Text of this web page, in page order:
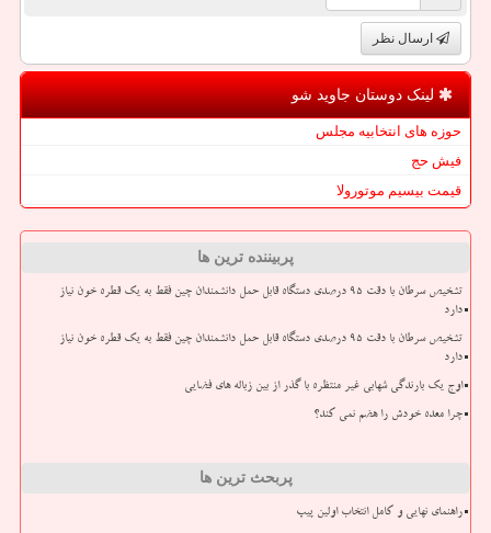
ارسال نظر
لینک دوستان جاوید شو
حوزه های انتخابیه مجلس
فیش حج
قیمت بیسیم موتورولا
پربیننده ترین ها
تشخیص سرطان با دقت ۹۵ درصدی دستگاه قابل حمل دانشمندان چین فقط به یک قطره خون نیاز
دارد
تشخیص سرطان با دقت ۹۵ درصدی دستگاه قابل حمل دانشمندان چین فقط به یک قطره خون نیاز
دارد
اوج یک بارندگی شهابی غیر منتظره با گذر از بین زباله های فضایی
چرا معده خودش را هضم نمی کند؟
پربحث ترین ها
راهنمای نهایی و کامل انتخاب اولین پیپ